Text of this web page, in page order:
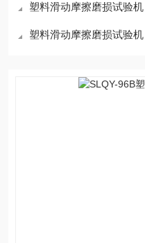
塑料滑动摩擦磨损试验
塑料滑动摩擦磨损试验